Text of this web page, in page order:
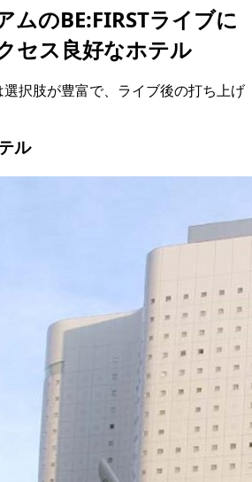
ムのBE:FIRSTライブに
セス良好なホテル
択肢が豊富で、ライブ後の打ち上げ
ル